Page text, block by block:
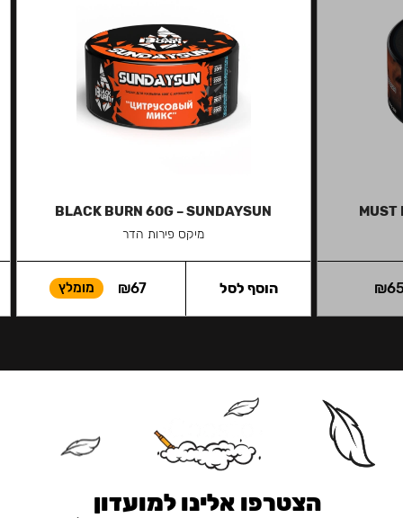
MUST
₪
BLACK BURN 60G – SUNDAYSUN
מיקס פירות הדר
₪67 מומלץ הוסף לסל
הצטרפו אלינו למועדון